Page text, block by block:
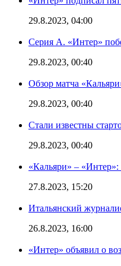
29.8.2023, 04:00
Серия А. «Интер»
29.8.2023, 00:40
Обзор матча
29.8.2023, 00:40
Стали известны
29.8.2023, 00:40
«Кальяри» – «Интер»:
27.8.2023, 15:20
Итальянский
26.8.2023, 16:00
«Интер» объявил о